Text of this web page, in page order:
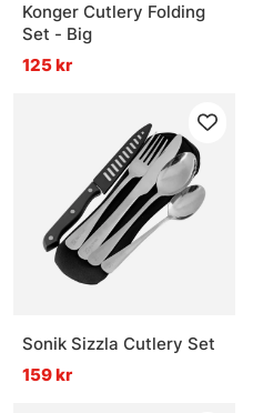
Konger Cutlery Folding
Set - Big
125 kr
Sonik Sizzla Cutlery Set
159 kr